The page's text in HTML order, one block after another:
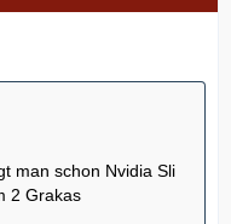
man schon Nvidia Sli
2 Grakas